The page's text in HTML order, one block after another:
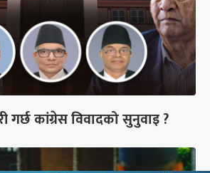
गर्छ कांग्रेस विवादको सुनुवाइ ?